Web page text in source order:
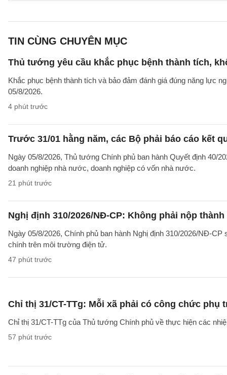
TIN CÙNG CHUYÊN MỤC
Thủ tướng yêu cầu khắc phục bệnh thành tích,
Khắc phục bệnh thành tích và bảo đảm đánh giá đúng năng lực
05/8/2026.
4 phút trước
Trước 31/01 hằng năm, các Bộ phải báo cáo kết
Ngày 05/8/2026, Thủ tướng Chính phủ ban hành Quyết định 40/
doanh nghiệp nhà nước, doanh nghiệp có vốn nhà nước.
21 phút trước
Nghị định 310/2026/NĐ-CP: Không phải nộp
Ngày 05/8/2026, Chính phủ ban hành Nghị định 310/2026/NĐ-
chính trên môi trường điện tử.
47 phút trước
Chỉ thị 31/CT-TTg: Mỗi xã phải có công chức phụ
Chỉ thị 31/CT-TTg của Thủ tướng Chính phủ về thực hiện các
57 phút trước